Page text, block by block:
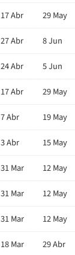
17 Abr 29 May
27 Abr 8 Jun
24 Abr 5 Jun
17 Abr 29 May
7 Abr 19 May
3 Abr 15 May
31 Mar 12 May
31 Mar 12 May
31 Mar 12 May
18 Mar 29 Abr